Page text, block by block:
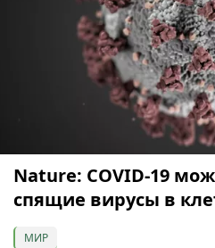
Nature: COVID-19
спящие вирусы в
МИР